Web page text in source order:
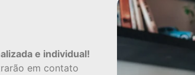
e individual!
em contato